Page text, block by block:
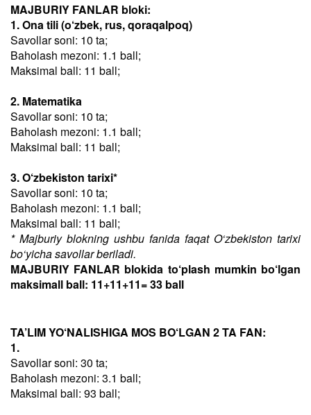
MAJBURIY FANLAR bloki:
1. Ona tili (o‘zbek, rus, qoraqalpoq)
Savollar soni: 10 ta;
Baholash mezoni: 1.1 ball;
Maksimal ball: 11 ball;
2. Matematika
Savollar soni: 10 ta;
Baholash mezoni: 1.1 ball;
Maksimal ball: 11 ball;
3. O‘zbekiston tarixi*
Savollar soni: 10 ta;
Baholash mezoni: 1.1 ball;
Maksimal ball: 11 ball;
* Majburiy blokning ushbu fanida faqat O‘zbekiston tarixi
bo‘yicha savollar beriladi.
MAJBURIY FANLAR blokida to‘plash mumkin bo‘lgan
maksimall ball: 11+11+11= 33 ball
TA’LIM YO‘NALISHIGA MOS BO‘LGAN 2 TA FAN:
1.
Savollar soni: 30 ta;
Baholash mezoni: 3.1 ball;
Maksimal ball: 93 ball;